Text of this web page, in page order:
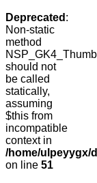
Deprecated :
Non-static
method
should not
be called
statically,
assuming
$this from
incompatible
context in
/home/ulpeyygx/
on line 51